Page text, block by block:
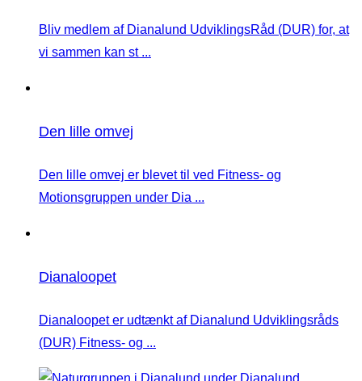
Bliv medlem af Dianalund UdviklingsRåd (DUR) for, at
vi sammen kan st ...
Den lille omvej
Den lille omvej er blevet til ved Fitness- og
Motionsgruppen under Dia ...
Dianaloopet
Dianaloopet er udtænkt af Dianalund Udviklingsråds
(DUR) Fitness- og ...